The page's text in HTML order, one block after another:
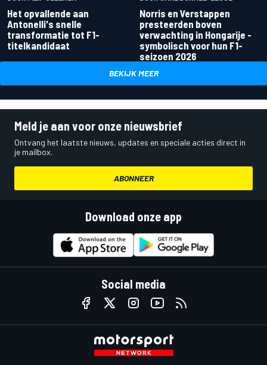
Het opvallende aan
Antonelli's snelle
transformatie tot F1-
titelkandidaat
Norris en Verstappen
presteerden boven
verwachting in Hongarije -
symbolisch voor hun F1-
seizoen 2026
BEKIJK MEER
Meld je aan voor onze nieuwsbrief
Ontvang het laatste nieuws, updates en speciale acties direct in
je mailbox.
ABONNEER
Download onze app
Social media